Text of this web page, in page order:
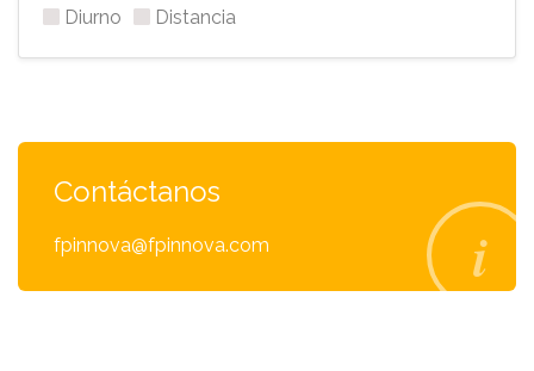
Diurno
Distancia
Contáctanos
fpinnova@fpinnova.com